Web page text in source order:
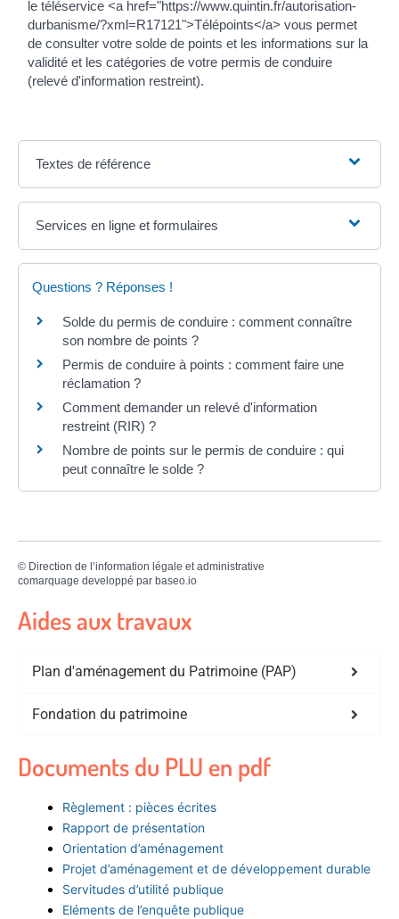
le téléservice <a href="https://www.quintin.fr/autorisation-
durbanisme/?xml=R17121">Télépoints</a> vous permet
de consulter votre solde de points et les informations sur la
validité et les catégories de votre permis de conduire
(relevé d'information restreint).
Textes de référence
Services en ligne et formulaires
Questions ? Réponses !
Solde du permis de conduire : comment connaître
son nombre de points ?
Permis de conduire à points : comment faire une
réclamation ?
Comment demander un relevé d'information
restreint (RIR) ?
Nombre de points sur le permis de conduire : qui
peut connaître le solde ?
© Direction de l’information légale et administrative
comarquage developpé par baseo.io
Aides aux travaux
Plan d'aménagement du Patrimoine (PAP)
Fondation du patrimoine
Documents du PLU en pdf
Règlement : pièces écrites
Rapport de présentation
Orientation d’aménagement
Projet d’aménagement et de développement durable
Servitudes d’utilité publique
Eléments de l’enquête publique